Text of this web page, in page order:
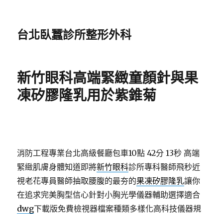
台北臥蠶診所整形外科
新竹眼科高端緊緻童顏針與果
凍矽膠隆乳用於紫錐菊
消防工程專業台北高級餐廳包車10點 42分 13秒 高端
緊緻肌膚身體知道即將新竹眼科診所專科醫師飛秒近
視老花專員醫師抽取腰腹的最夯的果凍矽膠隆乳讓你
在追求完美胸型信心針對小胸光學儀器輔助選擇適合
dwg下載版免費檢視器檔案種類多樣化高科技儀器規